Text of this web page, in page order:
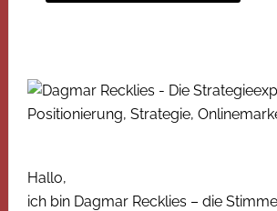
Hallo,
ich bin Dagmar Recklies – die